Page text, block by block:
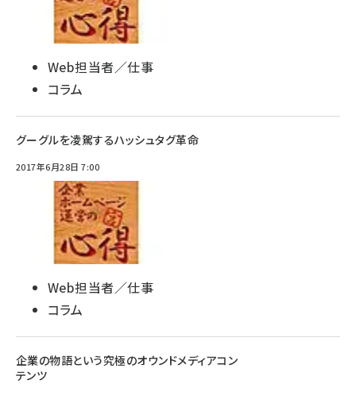
Web担当者／仕事
コラム
グーグルを凌駕するハッシュタグ革命
2017年6月28日 7:00
Web担当者／仕事
コラム
企業の物語という究極のオウンドメディアコン
テンツ